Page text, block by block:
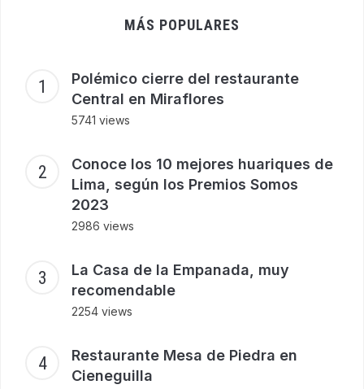
MÁS POPULARES
Polémico cierre del restaurante
Central en Miraflores
5741 views
Conoce los 10 mejores huariques de
Lima, según los Premios Somos
2023
2986 views
La Casa de la Empanada, muy
recomendable
2254 views
Restaurante Mesa de Piedra en
Cieneguilla